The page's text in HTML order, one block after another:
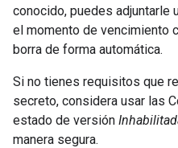
conocido, puedes adjuntarle
el momento de vencimiento
borra de forma automática.
Si no tienes requisitos que
secreto, considera usar las
estado de versión
manera segura.